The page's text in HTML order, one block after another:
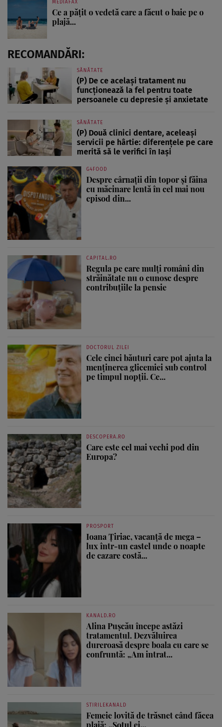
MEDIAFAX
Ce a pățit o vedetă care a făcut o baie pe o
plajă...
RECOMANDĂRI:
SĂNĂTATE
(P) De ce același tratament nu
funcționează la fel pentru toate
persoanele cu depresie și anxietate
SĂNĂTATE
(P) Două clinici dentare, aceleași
servicii pe hârtie: diferențele pe care
merită să le verifici în Iași
G4FOOD
Despre cârnații din topor și făina
cu măcinare lentă în cel mai nou
episod din...
CAPITAL.RO
Regula pe care mulți români din
străinătate nu o cunosc despre
contribuțiile la pensie
DOCTORUL ZILEI
Cele cinci băuturi care pot ajuta la
menținerea glicemiei sub control
pe timpul nopții. Ce...
DESCOPERA.RO
Care este cel mai vechi pod din
Europa?
PROSPORT
Ioana Țiriac, vacanță de mega –
lux într-un castel unde o noapte
de cazare costă...
KANALD.RO
Alina Pușcău începe astăzi
tratamentul. Dezvăluirea
dureroasă despre boala cu care se
confruntă: „Am intrat...
STIRILEKANALD
Femeie lovită de trăsnet când făcea
plajă: „Soțul ei...